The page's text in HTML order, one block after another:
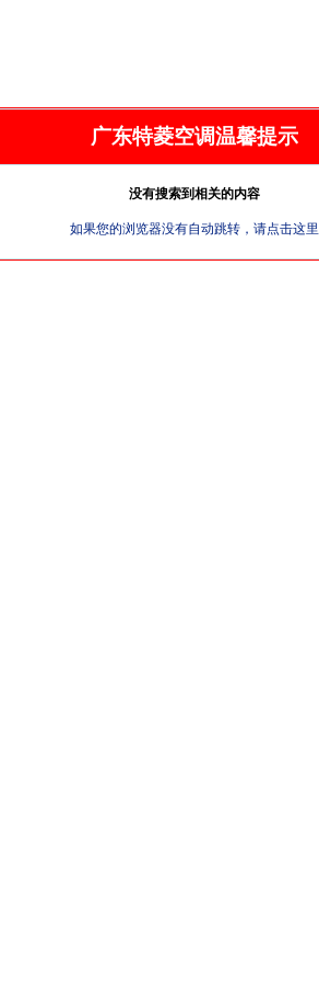
广东特菱空调温馨提示
没有搜索到相关的内容
如果您的浏览器没有自动跳转，请点击这里